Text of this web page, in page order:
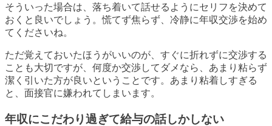
そういった場合は、落ち着いて話せるようにセリフを決めて
おくと良いでしょう。慌てず焦らず、冷静に年収交渉を始め
てくださいね。
ただ覚えておいたほうがいいのが、すぐに折れずに交渉する
ことも大切ですが、何度か交渉してダメなら、あまり粘らず
潔く引いた方が良いということです。あまり粘着しすぎる
と、面接官に嫌われてしまいます。
年収にこだわり過ぎて給与の話しかしない